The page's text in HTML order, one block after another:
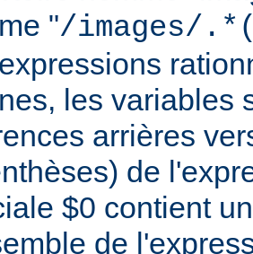
"/images/
les variables
arrières
de
$0 contient
de